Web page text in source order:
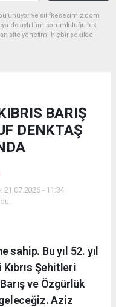
ve silifkesesimiz.com
dolaylı tüm sorumluluğu tek
site yönetimi hiçbir şekilde
BARIŞ
DENKTAŞ
21.07.2026 - 11:34
sahip. Bu yıl 52. yıl
Şehitleri
ve Özgürlük
Aziz